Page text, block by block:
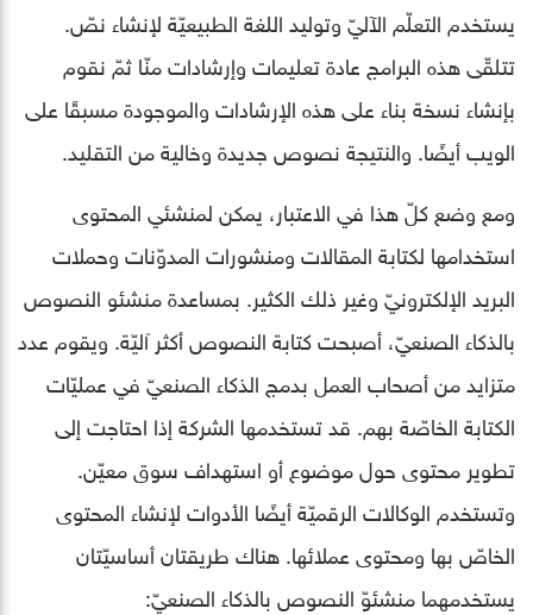
يستخدم التعلّم الآليّ وتوليد اللغة الطبيعيّة لإنشاء نصّ.
تتلقّى هذه البرامج عادة تعليمات وإرشادات منّا ثمّ نقوم
بإنشاء نسخة بناء على هذه الإرشادات والموجودة مسبقًا على
الويب أيضًا. والنتيجة نصوص جديدة وخالية من التقليد.
ومع وضع كلّ هذا في الاعتبار، يمكن لمنشئي المحتوى
استخدامها لكتابة المقالات ومنشورات المدوّنات وحملات
البريد الإلكترونيّ وغير ذلك الكثير. بمساعدة منشئو النصوص
بالذكاء الصنعيّ، أصبحت كتابة النصوص أكثر آليّة. ويقوم عدد
متزايد من أصحاب العمل بدمج الذكاء الصنعيّ في عمليّات
الكتابة الخاصّة بهم. قد تستخدمها الشركة إذا احتاجت إلى
تطوير محتوى حول موضوع أو استهداف سوق معيّن.
وتستخدم الوكالات الرقميّة أيضًا الأدوات لإنشاء المحتوى
الخاصّ بها ومحتوى عملائها. هناك طريقتان أساسيّتان
يستخدمهما منشئوّ النصوص بالذكاء الصنعيّ: